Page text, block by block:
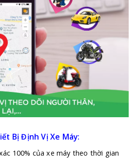
Bị Định Vị Xe Máy:
100% của xe máy theo thời gian